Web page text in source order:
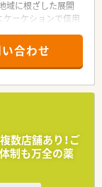
域に根ざした展開
ケーケションで信用
良い社風で、社員
揮できる環境を大
勢を持つ社員を評
ところもしっかり評
す≫
います。薬局内の
あるタイプを採用
グモールもあり便
合わせ
数店舗あり！ご
制も万全の薬